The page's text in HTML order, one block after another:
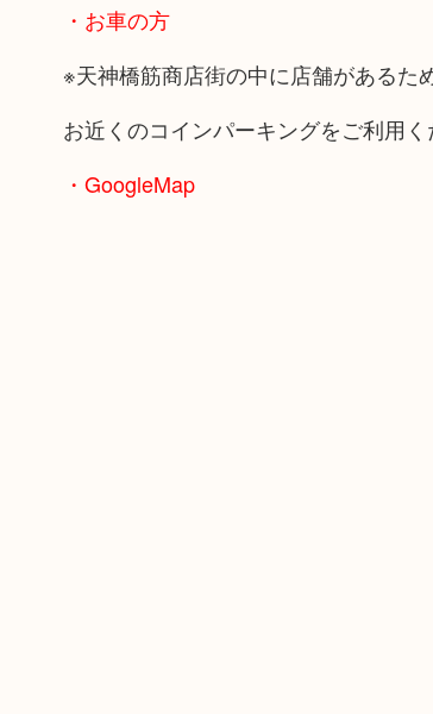
・お車の方
※天神橋筋商店街の中に店舗があるた
お近くのコインパーキングをご利用く
・GoogleMap